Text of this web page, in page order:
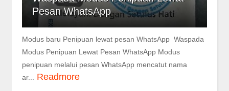
Pesan WhatsApp
Modus baru Penipuan lewat pesan WhatsApp Waspada
Modus Penipuan Lewat Pesan WhatsApp Modus
penipuan melalui pesan WhatsApp mencatut nama
ar...
Readmore